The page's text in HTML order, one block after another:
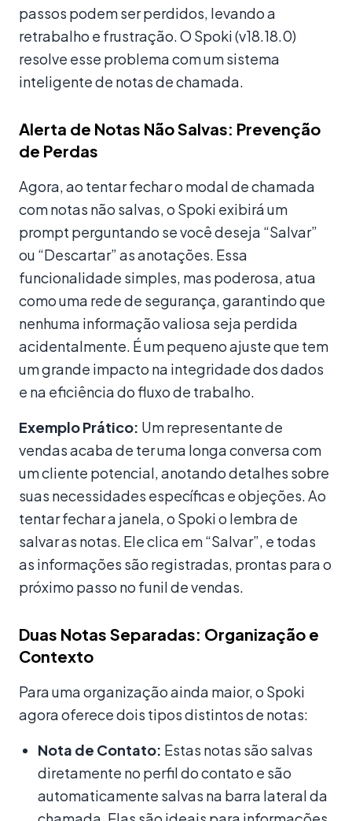
passos podem ser perdidos, levando a
retrabalho e frustração. O Spoki (v18.18.0)
resolve esse problema com um sistema
inteligente de notas de chamada.
Alerta de Notas Não Salvas: Prevenção
de Perdas
Agora, ao tentar fechar o modal de chamada
com notas não salvas, o Spoki exibirá um
prompt perguntando se você deseja “Salvar”
ou “Descartar” as anotações. Essa
funcionalidade simples, mas poderosa, atua
como uma rede de segurança, garantindo que
nenhuma informação valiosa seja perdida
acidentalmente. É um pequeno ajuste que tem
um grande impacto na integridade dos dados
e na eficiência do fluxo de trabalho.
Exemplo Prático: Um representante de
vendas acaba de ter uma longa conversa com
um cliente potencial, anotando detalhes sobre
suas necessidades específicas e objeções. Ao
tentar fechar a janela, o Spoki o lembra de
salvar as notas. Ele clica em “Salvar”, e todas
as informações são registradas, prontas para o
próximo passo no funil de vendas.
Duas Notas Separadas: Organização e
Contexto
Para uma organização ainda maior, o Spoki
agora oferece dois tipos distintos de notas:
Nota de Contato: Estas notas são salvas
diretamente no perfil do contato e são
automaticamente salvas na barra lateral da